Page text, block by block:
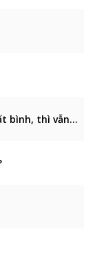
Gặp việc không như ý, tâm liền bất bình, thì vẫn chưa phải là học Phật